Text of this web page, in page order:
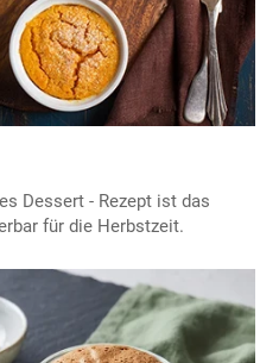
Dessert - Rezept ist das
für die Herbstzeit.